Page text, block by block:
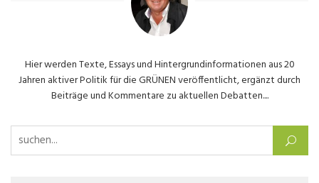
Hier werden Texte, Essays und Hintergrundinformationen aus 20
Jahren aktiver Politik für die GRÜNEN veröffentlicht, ergänzt durch
Beiträge und Kommentare zu aktuellen Debatten....
Suchen nach: